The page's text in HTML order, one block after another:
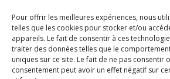
Pour offrir les meilleures expériences, nous
telles que les cookies pour stocker et/ou
appareils. Le fait de consentir à ces
traiter des données telles que le
uniques sur ce site. Le fait de ne pas consentir
consentement peut avoir un effet négatif sur
par
LudiKreation